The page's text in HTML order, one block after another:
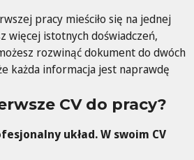
pracy mieściło się na jednej
więcej istotnych doświadczeń,
rozwinąć dokument do dwóch
każda informacja jest naprawdę
CV do pracy?
układ. W swoim CV